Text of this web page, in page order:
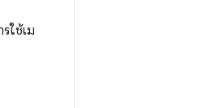
ใช้เม